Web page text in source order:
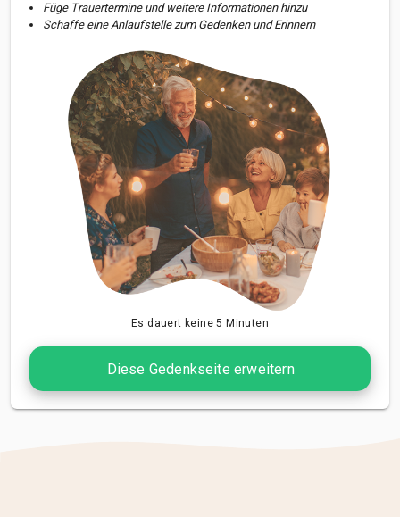
Füge Trauertermine und weitere Informationen hinzu
Schaffe eine Anlaufstelle zum Gedenken und Erinnern
Es dauert keine 5 Minuten
Diese Gedenkseite erweitern